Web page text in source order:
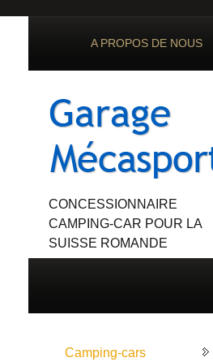
CONCESSIONNAIRE
CAMPING-CAR POUR LA
SUISSE ROMANDE
A PROPOS DE NOUS
Camping-cars